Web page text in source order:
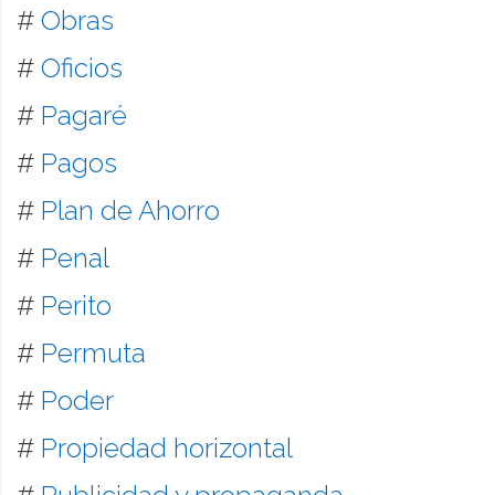
# Obras
# Oficios
# Pagaré
# Pagos
# Plan de Ahorro
# Penal
# Perito
# Permuta
# Poder
# Propiedad horizontal